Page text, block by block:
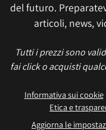
del futuro.
articoli, news,
Tutti i prezzi sono
fai click o acquisti
Informativa sui cookie
Etica e
Aggiorna le